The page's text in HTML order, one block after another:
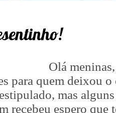
Olá meninas,
para quem deixou
estipulado, mas
recebeu espero que